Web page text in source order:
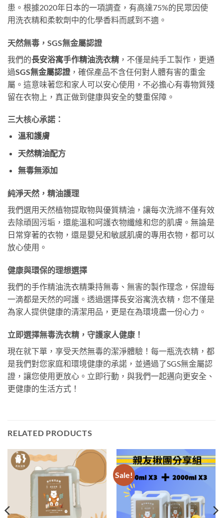
患。根據2020年日本的一項調查，有高達75%的民眾因使
用洗衣精和柔軟劑中的化學香料而感到不適。
天然無毒，SGS無金屬認證
我們的長安浴寓手作精油洗衣精 ，不僅是純手工製作，更通
過SGS無金屬認證 ，確保產品不含任何對人體有害的重金
屬。這意味著您和家人可以安心使用，不必擔心有毒物質殘
留在衣物上，真正做到健康與安全的雙重保障。
三大核心承諾：
溫和護膚
天然精油配方
無毒無添加
純淨天然，精油護理
我們選用天然植物提取物與優質精油，讓每次洗滌不僅有效
去除頑固污垢，還能溫和呵護衣物纖維和您的肌膚。無論是
日常穿著的衣物，還是嬰兒和敏感肌膚的專用衣物，都可以
放心使用。
健康與環保的理想選擇
我們的手作精油洗衣精秉持無毒、無害的製作理念，保證每
一滴都是天然的呵護。透過選擇長安浴寓洗衣精，您不僅是
為家人提供健康的清潔用品，更是在為環境盡一份心力。
立即選擇無毒洗衣精，守護家人健康！
現在就下單，享受天然無毒的潔淨體驗！每一瓶洗衣精，都
是我們對您家庭和環境健康的承諾，並通過了SGS無金屬認
證，讓您使用更放心。立即行動，與我們一起邁向更安全、
更健康的生活方式！
RELATED PRODUCTS
Sale!